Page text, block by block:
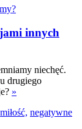
innych
niechęć.
drugiego
»
miłość, negatywne